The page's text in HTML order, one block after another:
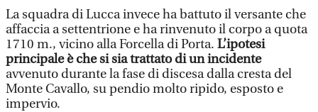
La squadra di Lucca invece ha battuto il versante che
affaccia a settentrione e ha rinvenuto il corpo a quota
1710 m., vicino alla Forcella di Porta. L’ipotesi
principale è che si sia trattato di un incidente
avvenuto durante la fase di discesa dalla cresta del
Monte Cavallo, su pendio molto ripido, esposto e
impervio.